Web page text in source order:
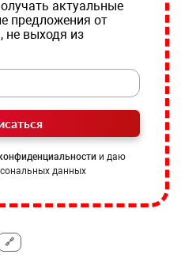
актуальные
предложения от
не выходя из
и даю
данных
🔗